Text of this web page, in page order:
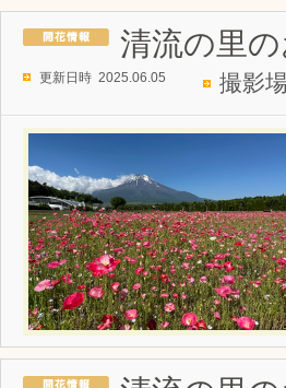
清流の里の
更新日時 2025.06.05 撮影